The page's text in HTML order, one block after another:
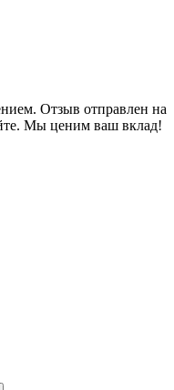
Отзыв отправлен на
Мы ценим ваш вклад!